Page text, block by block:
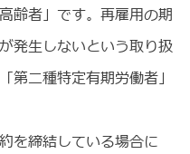
齢者」です。再雇用の期
発生しないという取り扱
第二種特定有期労働者」
を締結している場合に